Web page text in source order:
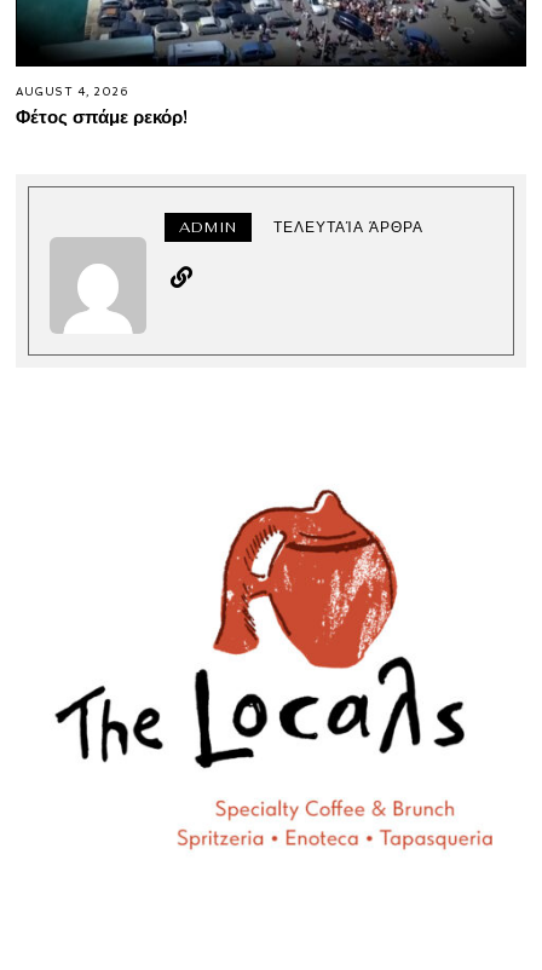
AUGUST 4, 2026
Φέτος σπάμε ρεκόρ!
ADMIN ΤΕΛΕΥΤΑΊΑ ΆΡΘΡΑ